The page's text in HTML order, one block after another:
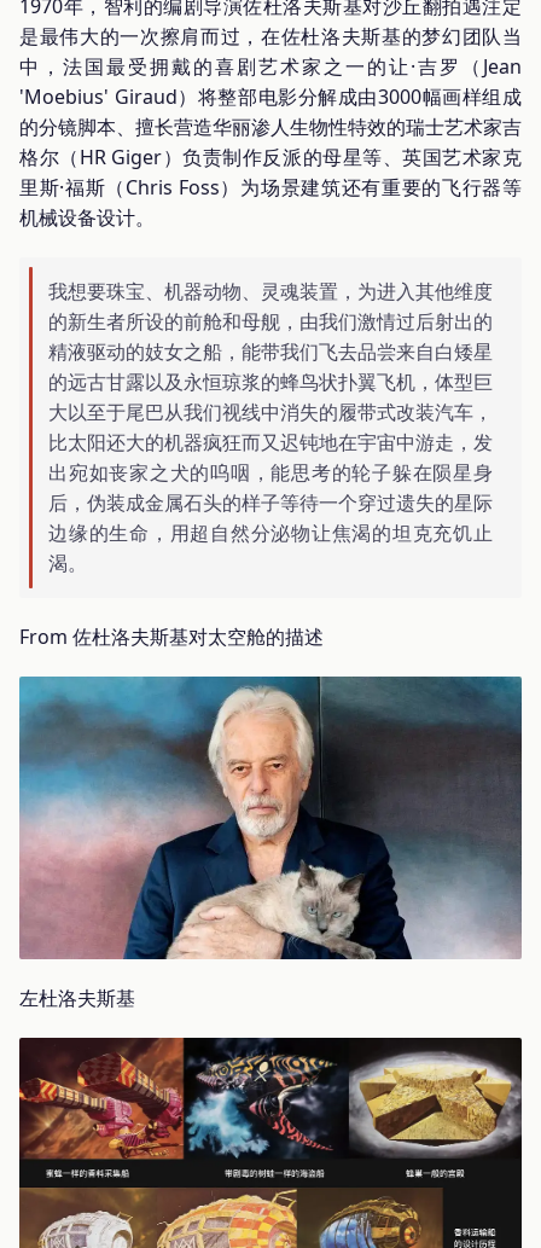
1970年，智利的编剧导演佐杜洛夫斯基对沙丘翻拍遇注定
是最伟大的一次擦肩而过，在佐杜洛夫斯基的梦幻团队当
中，法国最受拥戴的喜剧艺术家之一的让·吉罗（Jean
'Moebius' Giraud）将整部电影分解成由3000幅画样组成
的分镜脚本、擅长营造华丽渗人生物性特效的瑞士艺术家吉
格尔（HR Giger）负责制作反派的母星等、英国艺术家克
里斯·福斯（Chris Foss）为场景建筑还有重要的飞行器等
机械设备设计。
我想要珠宝、机器动物、灵魂装置，为进入其他维度
的新生者所设的前舱和母舰，由我们激情过后射出的
精液驱动的妓女之船，能带我们飞去品尝来自白矮星
的远古甘露以及永恒琼浆的蜂鸟状扑翼飞机，体型巨
大以至于尾巴从我们视线中消失的履带式改装汽车，
比太阳还大的机器疯狂而又迟钝地在宇宙中游走，发
出宛如丧家之犬的呜咽，能思考的轮子躲在陨星身
后，伪装成金属石头的样子等待一个穿过遗失的星际
边缘的生命，用超自然分泌物让焦渴的坦克充饥止
渴。
From 佐杜洛夫斯基对太空舱的描述
左杜洛夫斯基